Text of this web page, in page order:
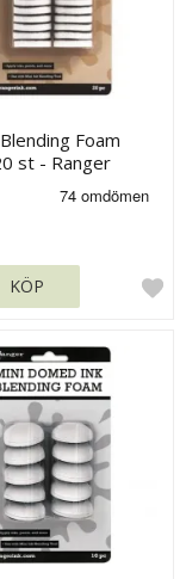
Foam
st - Ranger
KÖP